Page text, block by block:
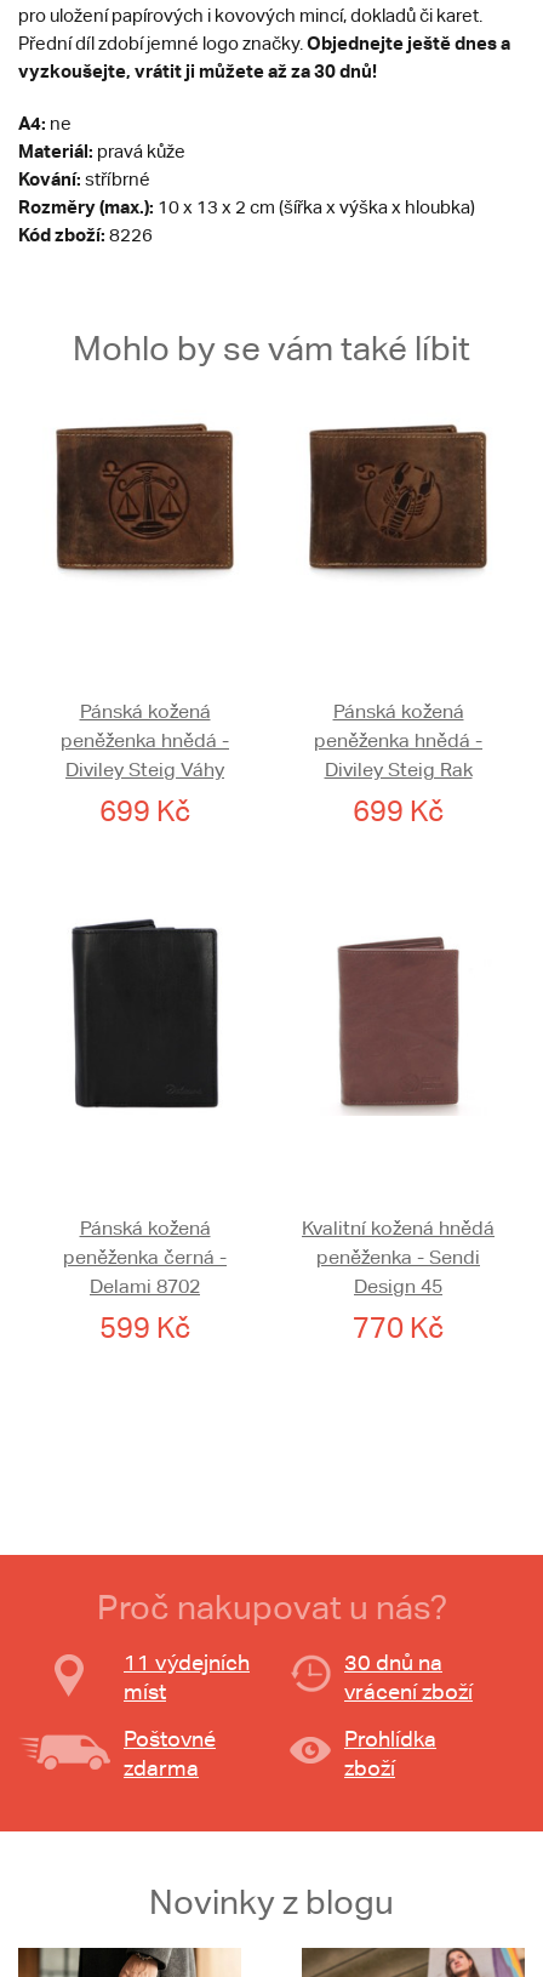
pro uložení papírových i kovových mincí, dokladů či karet.
Přední díl zdobí jemné logo značky. Objednejte ještě dnes a
vyzkoušejte, vrátit ji můžete až za 30 dnů!
A4: ne
Materiál: pravá kůže
Kování: stříbrné
Rozměry (max.): 10 x 13 x 2 cm (šířka x výška x hloubka)
Kód zboží: 8226
Mohlo by se vám také líbit
Pánská kožená
peněženka hnědá -
Diviley Steig Váhy
699 Kč
Pánská kožená
peněženka hnědá -
Diviley Steig Rak
699 Kč
Pánská kožená
peněženka černá -
Delami 8702
599 Kč
Kvalitní kožená hnědá
peněženka - Sendi
Design 45
770 Kč
Proč nakupovat u nás?
11 výdejních
míst
30 dnů na
vrácení zboží
Poštovné
zdarma
Prohlídka
zboží
Novinky z blogu